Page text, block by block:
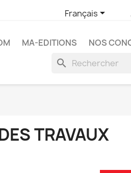
Français
MA-EDITIONS NOS
search
TRAVAUX